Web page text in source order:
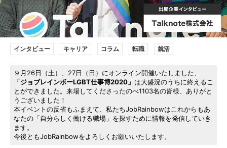
インタビュー キャリア コラム 転職 就活
９月26日（土）、27日（日）にオンライン開催いたしました、
「ジョブレインボーLGBT仕事博2020」 は大盛況のうちに終えるこ
とができました。来場してくださったのべ1103名の皆様、ありがと
うございました！
本イベントの反省もふまえて、私たちJobRainbowはこれからもあ
なたの「自分らしく働ける職場」を探すために情報を発信していき
ます。
今後ともJobRainbowをよろしくお願いいたします。